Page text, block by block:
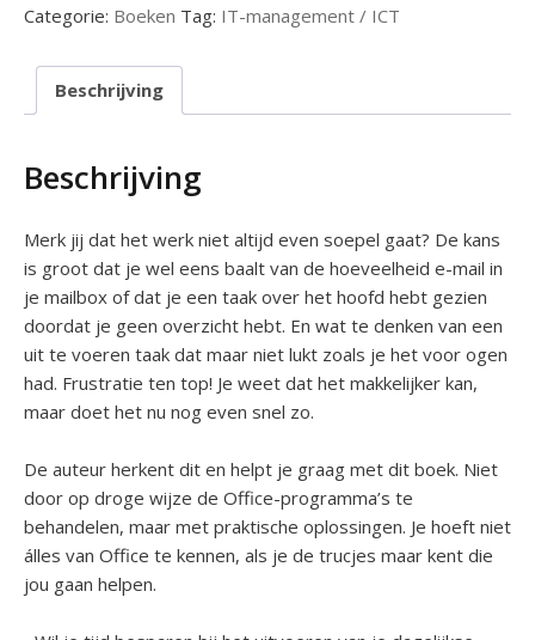
Categorie: Boeken Tag: IT-management / ICT
Beschrijving
Beschrijving
Merk jij dat het werk niet altijd even soepel gaat? De kans
is groot dat je wel eens baalt van de hoeveelheid e-mail in
je mailbox of dat je een taak over het hoofd hebt gezien
doordat je geen overzicht hebt. En wat te denken van een
uit te voeren taak dat maar niet lukt zoals je het voor ogen
had. Frustratie ten top! Je weet dat het makkelijker kan,
maar doet het nu nog even snel zo.
De auteur herkent dit en helpt je graag met dit boek. Niet
door op droge wijze de Office-programma’s te
behandelen, maar met praktische oplossingen. Je hoeft niet
álles van Office te kennen, als je de trucjes maar kent die
jou gaan helpen.